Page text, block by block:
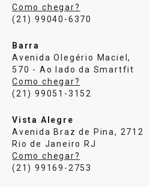
Como chegar?
(21) 99040-6370
Barra
Avenida Olegério Maciel,
570 - Ao lado da Smartfit
Como chegar?
(21) 99051-3152
Vista Alegre
Avenida Braz de Pina, 2712
Rio de Janeiro RJ
Como chegar?
(21) 99169-2753